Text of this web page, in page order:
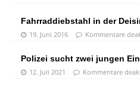
Fahrraddiebstahl in der
19. Juni 2016 Kommentare
Polizei sucht zwei jungen
12. Juli 2021 Kommentare